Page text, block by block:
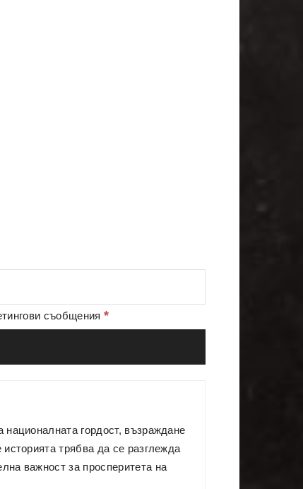
съобщения *
националната гордост, възраждане
трябва да се разглежда
важност за просперитета на